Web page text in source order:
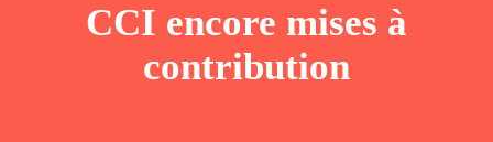
CCI encore mises à
contribution